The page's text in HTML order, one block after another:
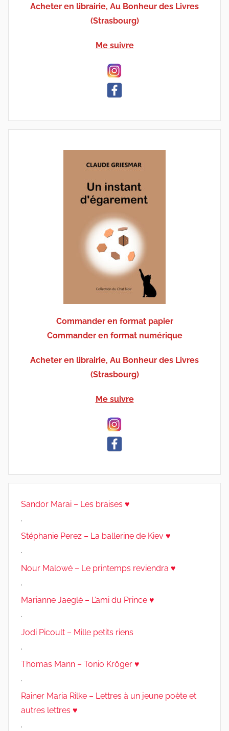
Acheter en librairie, Au Bonheur des Livres
(Strasbourg)
Me suivre
Commander en format papier
Commander en format numérique
Acheter en librairie, Au Bonheur des Livres
(Strasbourg)
Me suivre
Sandor Marai – Les braises ♥
.
Stéphanie Perez – La ballerine de Kiev ♥
.
Nour Malowé – Le printemps reviendra ♥
.
Marianne Jaeglé – L’ami du Prince ♥
.
Jodi Picoult – Mille petits riens
.
Thomas Mann – Tonio Kröger ♥
.
Rainer Maria Rilke – Lettres à un jeune poète et
autres lettres ♥
.